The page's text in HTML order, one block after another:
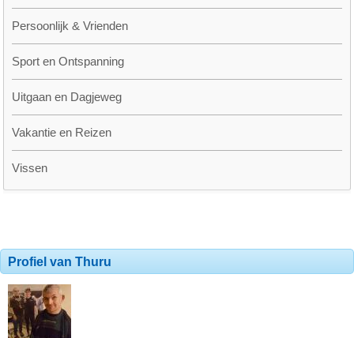
Persoonlijk & Vrienden
Sport en Ontspanning
Uitgaan en Dagjeweg
Vakantie en Reizen
Vissen
Profiel van Thuru